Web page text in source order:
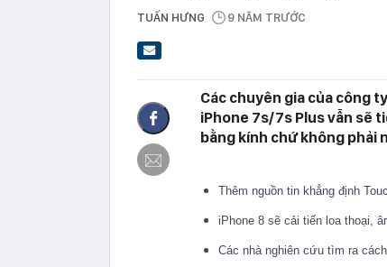
TUẤN HƯNG 9 NĂM TRƯỚC
Các chuyên gia của công
iPhone 7s/7s Plus vẫn sẽ
bằng kính chứ không phải
Thêm nguồn tin khẳng định
iPhone 8 sẽ cải tiến loa thoại,
Các nhà nghiên cứu tìm ra